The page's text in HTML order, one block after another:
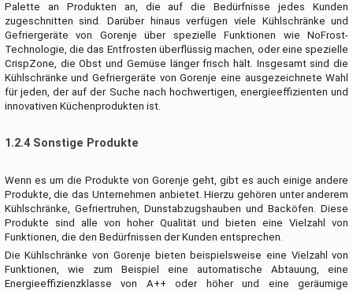
Palette an Produkten an, die auf die Bedürfnisse jedes Kunden
zugeschnitten sind. Darüber hinaus verfügen viele Kühlschränke und
Gefriergeräte von Gorenje über spezielle Funktionen wie NoFrost-
Technologie, die das Entfrosten überflüssig machen, oder eine spezielle
CrispZone, die Obst und Gemüse länger frisch hält. Insgesamt sind die
Kühlschränke und Gefriergeräte von Gorenje eine ausgezeichnete Wahl
für jeden, der auf der Suche nach hochwertigen, energieeffizienten und
innovativen Küchenprodukten ist.
1.2.4 Sonstige Produkte
Wenn es um die Produkte von Gorenje geht, gibt es auch einige andere
Produkte, die das Unternehmen anbietet. Hierzu gehören unter anderem
Kühlschränke, Gefriertruhen, Dunstabzugshauben und Backöfen. Diese
Produkte sind alle von hoher Qualität und bieten eine Vielzahl von
Funktionen, die den Bedürfnissen der Kunden entsprechen.
Die Kühlschränke von Gorenje bieten beispielsweise eine Vielzahl von
Funktionen, wie zum Beispiel eine automatische Abtauung, eine
Energieeffizienzklasse von A++ oder höher und eine geräumige